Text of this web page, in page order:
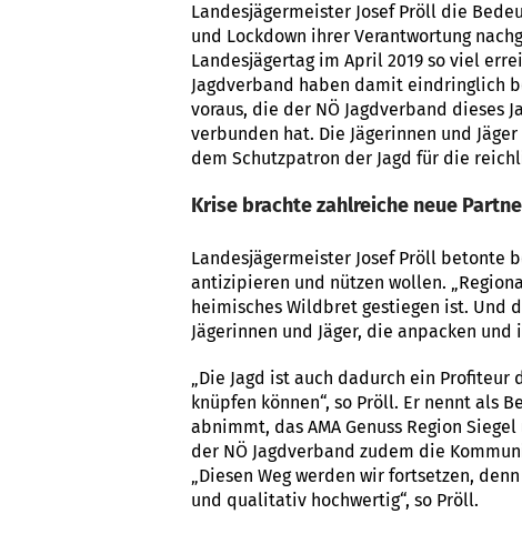
Landesjägermeister Josef Pröll die
und Lockdown ihrer Verantwortung
Landesjägertag im April 2019 so viel
Jagdverband haben damit eindringlich
voraus, die der NÖ Jagdverband dieses
verbunden hat. Die Jägerinnen und
dem Schutzpatron der Jagd für die
Krise brachte zahlreiche neue
Landesjägermeister Josef Pröll betonte
antizipieren und nützen wollen.
heimisches Wildbret gestiegen ist. Und
Jägerinnen und Jäger, die anpacken
„Die Jagd ist auch dadurch ein Profiteur
knüpfen können“, so Pröll. Er nennt als
abnimmt, das AMA Genuss Region
der NÖ Jagdverband zudem die
„Diesen Weg werden wir fortsetzen,
und qualitativ hochwertig“, so Pröll.